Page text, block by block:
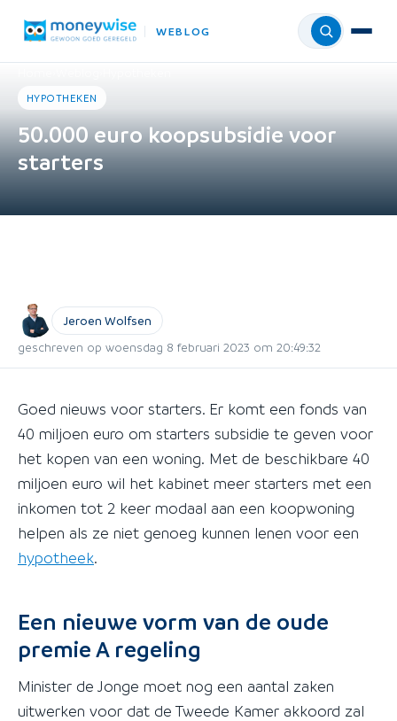
WEBLOG Menu
HYPOTHEKEN
50.000 euro koopsubsidie voor
starters
Jeroen Wolfsen
geschreven op woensdag 8 februari 2023 om 20:49:32
Goed nieuws voor starters. Er komt een fonds van
40 miljoen euro om starters subsidie te geven voor
het kopen van een woning. Met de beschikbare 40
miljoen euro wil het kabinet meer starters met een
inkomen tot 2 keer modaal aan een koopwoning
helpen als ze niet genoeg kunnen lenen voor een
hypotheek.
Een nieuwe vorm van de oude
premie A regeling
Minister de Jonge moet nog een aantal zaken
uitwerken voor dat de Tweede Kamer akkoord zal